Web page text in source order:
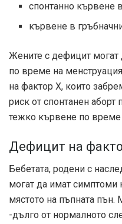
спонтанно кървене
кървене в
Жените с дефицит могат
по време на
на фактор X, които
риск от спонтанен
тежко кървене по
Дефицит на
Бебетата, родени с
могат да имат симптоми
мястото на пъпната пън.
-дълго от нормалното